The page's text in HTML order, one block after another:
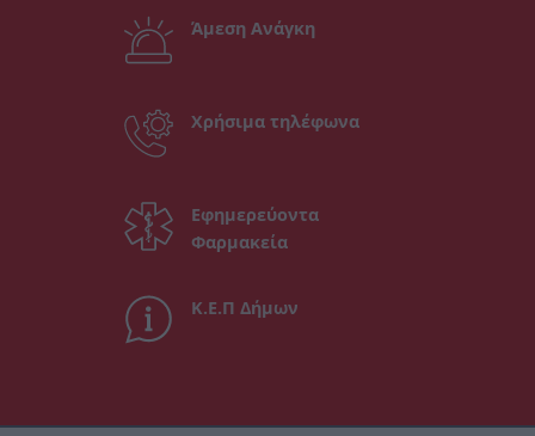
Άμεση Ανάγκη
Χρήσιμα τηλέφωνα
Εφημερεύοντα
Φαρμακεία
Κ.Ε.Π Δήμων